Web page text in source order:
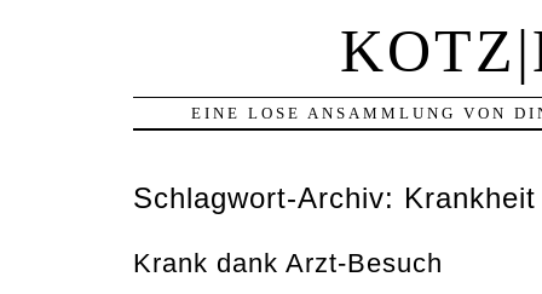
EINE LOSE ANSAMMLUNG VON
Schlagwort-Archiv: Krankheit
Krank dank Arzt-Besuch